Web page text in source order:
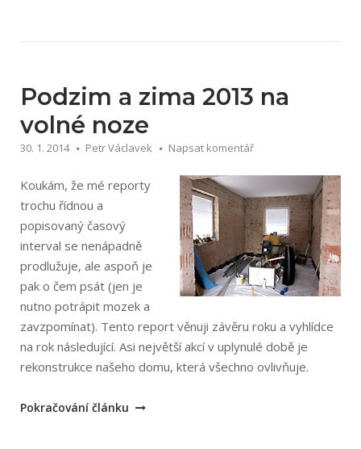
Podzim a zima 2013 na
volné noze
30. 1. 2014 Petr Václavek Napsat komentář
Koukám, že mé reporty
trochu řídnou a
popisovaný časový
interval se nenápadně
prodlužuje, ale aspoň je
pak o čem psát (jen je
nutno potrápit mozek a
zavzpomínat). Tento report věnuji závěru roku a vyhlídce
na rok následující. Asi největší akcí v uplynulé době je
rekonstrukce našeho domu, která všechno ovlivňuje.
„Podzim
Pokračování článku